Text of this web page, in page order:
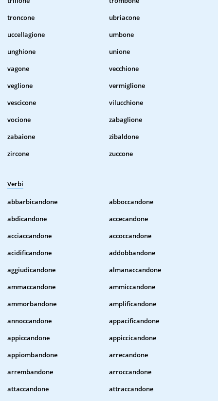
troncone
ubriacone
uccellagione
umbone
unghione
unione
vagone
vecchione
veglione
vermiglione
vescicone
vilucchione
vocione
zabaglione
zabaione
zibaldone
zircone
zuccone
Verbi
abbarbicandone
abboccandone
abdicandone
accecandone
acciaccandone
accoccandone
acidificandone
addobbandone
aggiudicandone
almanaccandone
ammaccandone
ammiccandone
ammorbandone
amplificandone
annoccandone
appacificandone
appiccandone
appiccicandone
appiombandone
arrecandone
arrembandone
arroccandone
attaccandone
attraccandone